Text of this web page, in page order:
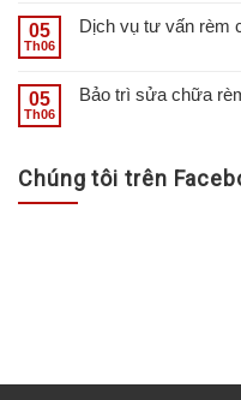
05
Th06
Dịch vụ tư vấn rèm
05
Th06
Bảo trì sửa chữa
Chúng tôi trên